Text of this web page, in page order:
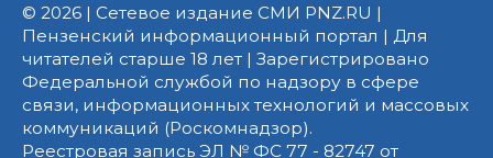
© 2026 | Сетевое издание СМИ PNZ.RU |
Пензенский информационный портал | Для
читателей старше 18 лет | Зарегистрировано
Федеральной службой по надзору в сфере
связи, информационных технологий и массовых
коммуникаций (Роскомнадзор).
Реестровая запись ЭЛ № ФС 77 - 82747 от